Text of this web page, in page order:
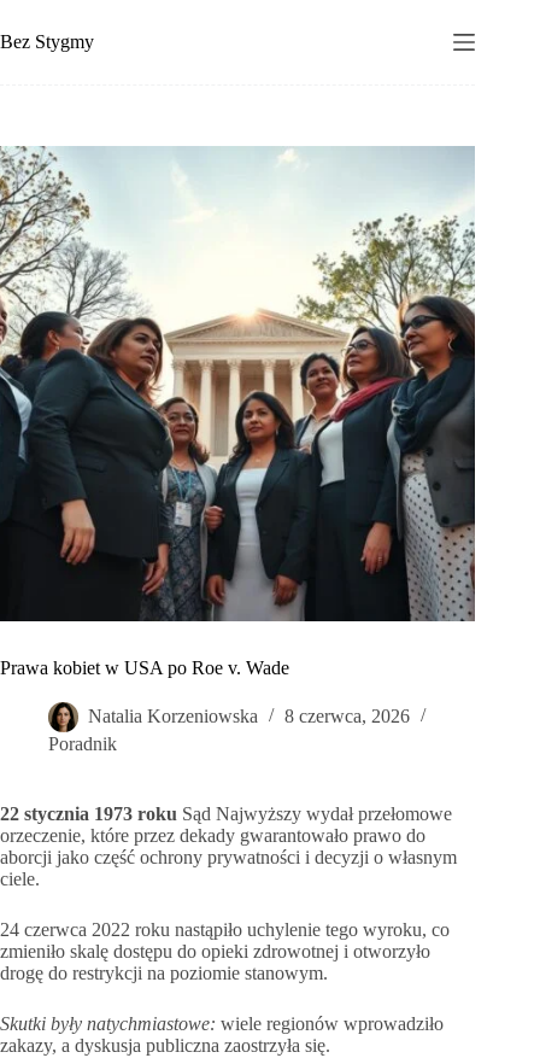
do
treści
Bez Stygmy
Prawa kobiet w USA po Roe v. Wade
Natalia Korzeniowska
8 czerwca, 2026
Poradnik
22 stycznia 1973 roku Sąd Najwyższy wydał przełomowe
orzeczenie, które przez dekady gwarantowało prawo do
aborcji jako część ochrony prywatności i decyzji o własnym
ciele.
24 czerwca 2022 roku nastąpiło uchylenie tego wyroku, co
zmieniło skalę dostępu do opieki zdrowotnej i otworzyło
drogę do restrykcji na poziomie stanowym.
Skutki były natychmiastowe: wiele regionów wprowadziło
zakazy, a dyskusja publiczna zaostrzyła się.